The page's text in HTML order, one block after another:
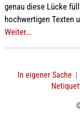
genau diese Lücke
hochwertigen Texten
Weiter...
In eigener Sache |